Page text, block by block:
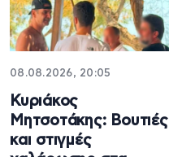
08.08.2026, 20:05
Κυριάκος
Μητσοτάκης: Βουτιές
και στιγμές